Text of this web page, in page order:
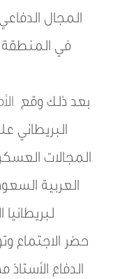
المجال
في
بعد ذلك وقع
البريطاني
المجالات
العربية
حضر الاجتماع
الدفاع